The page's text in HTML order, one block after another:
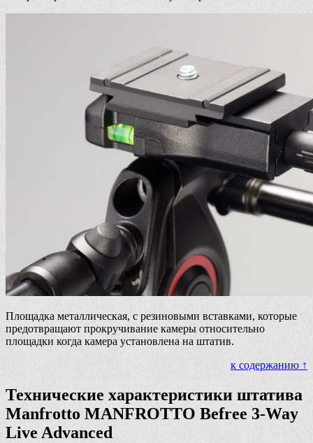
Площадка металлическая, с резиновыми вставками, которые
предотвращают прокручивание камеры относительно
площадки когда камера установлена на штатив.
к содержанию ↑
Технические характеристики штатива
Manfrotto MANFROTTO Befree 3-Way
Live Advanced